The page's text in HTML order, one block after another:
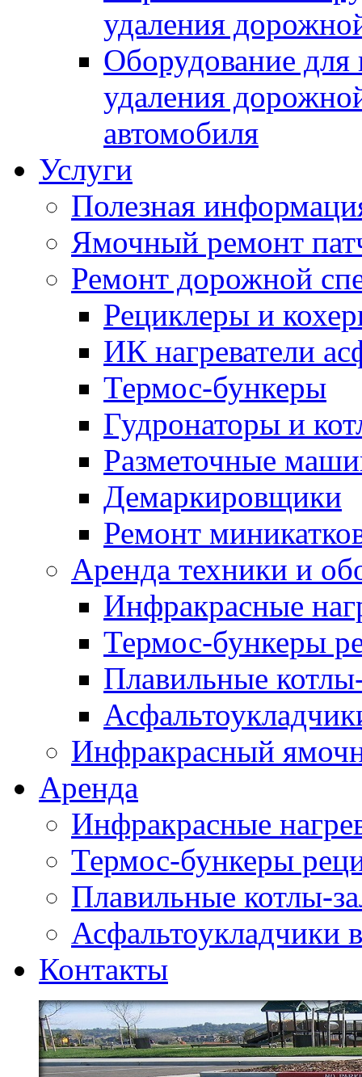
удаления
Оборудование для
удаления
автомобиля
Услуги
Полезная
Ямочный ремонт
Ремонт дорожной
Рециклеры и
ИК нагреватели
Термос-бункеры
Гудронаторы и
Разметочные
Демаркировщики
Ремонт
Аренда техники и
Инфракрасные
Термос-бункеры
Плавильные
Инфракрасный
Аренда
Инфракрасные
Термос-бункеры
Плавильные котлы-
Асфальтоукладчики
Контакты